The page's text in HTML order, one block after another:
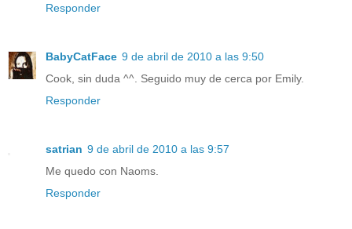
Responder
BabyCatFace 9 de abril de 2010 a las 9:50
Cook, sin duda ^^. Seguido muy de cerca por Emily.
Responder
satrian 9 de abril de 2010 a las 9:57
Me quedo con Naoms.
Responder